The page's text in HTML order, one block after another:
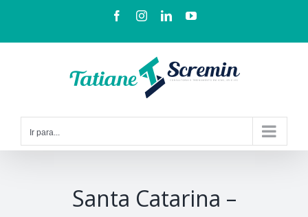
Ir para...
Santa Catarina –